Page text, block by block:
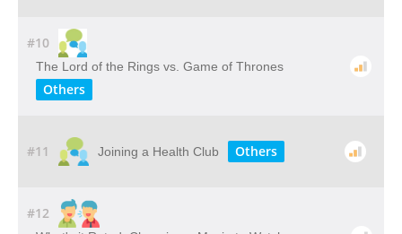
#10
The Lord of the Rings vs. Game of Thrones
Others
#11 Joining a Health Club Others
#12